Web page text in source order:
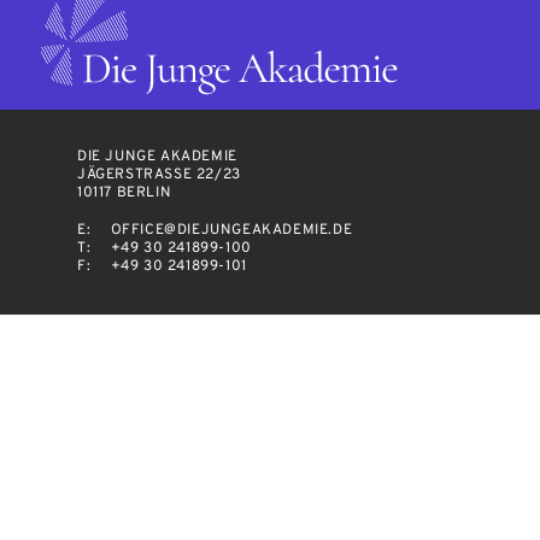
DIE JUNGE AKADEMIE
JÄGERSTRASSE 22/23
10117 BERLIN
E:
OFFICE@DIEJUNGEAKADEMIE.DE
T:
+49 30 241899-100
F:
+49 30 241899-101